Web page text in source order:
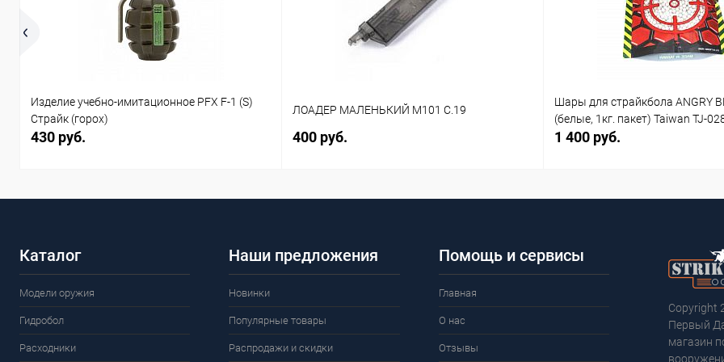
Изделие учебно-имитационное PFX F-1 (S)
Страйк (горох)
430 руб.
ЛОАДЕР МАЛЕНЬКИЙ M101 C.19
400 руб.
Шары для страйкбола ANGRY
(белые, 1кг. пакет) Taiwan TJ-
1 400 руб.
Каталог
Модели оружия
Гидробол
Расходники
Наши предложения
Новинки
Популярные товары
Распродажи и скидки
Помощь и сервисы
Главная
О нас
Отзывы
Copyright
Первый
магазин